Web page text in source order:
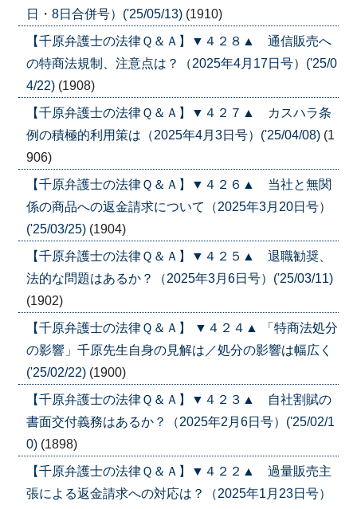
日・8日合併号）('25/05/13) (1910)
【千原弁護士の法律Ｑ＆Ａ】▼４２８▲ 通信販売へ
の特商法規制、注意点は？（2025年4月17日号）('25/0
4/22) (1908)
【千原弁護士の法律Ｑ＆Ａ】▼４２７▲ カスハラ条
例の積極的利用策は（2025年4月3日号）('25/04/08) (1
906)
【千原弁護士の法律Ｑ＆Ａ】▼４２６▲ 当社と無関
係の商品への返金請求について（2025年3月20日号）
('25/03/25) (1904)
【千原弁護士の法律Ｑ＆Ａ】▼４２５▲ 退職勧奨、
法的な問題はあるか？（2025年3月6日号）('25/03/11)
(1902)
【千原弁護士の法律Ｑ＆Ａ】 ▼４２４▲ 「特商法処分
の影響」千原先生自身の見解は／処分の影響は幅広く
('25/02/22) (1900)
【千原弁護士の法律Ｑ＆Ａ】▼４２３▲ 自社割賦の
書面交付義務はあるか？（2025年2月6日号）('25/02/1
0) (1898)
【千原弁護士の法律Ｑ＆Ａ】▼４２２▲ 過量販売主
張による返金請求への対応は？（2025年1月23日号）